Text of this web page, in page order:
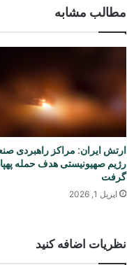
مطالب مشابه
ارتش ایران: مراکز راهبردی
رژیم صهیونیستی هدف حمله
گرفت
اپریل 1, 2026
نظریات اضافه کنید